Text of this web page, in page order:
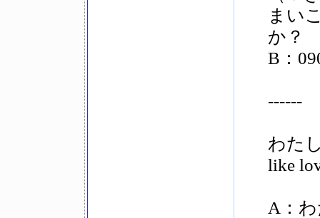
まい
か？
B：
------
わた
like
A：